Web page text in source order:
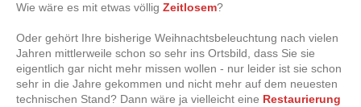
Wie wäre es mit etwas völlig Zeitlosem?
Oder gehört Ihre bisherige Weihnachtsbeleuchtung nach vielen
Jahren mittlerweile schon so sehr ins Ortsbild, dass Sie sie
eigentlich gar nicht mehr missen wollen - nur leider ist sie schon
sehr in die Jahre gekommen und nicht mehr auf dem neuesten
technischen Stand? Dann wäre ja vielleicht eine Restaurierung